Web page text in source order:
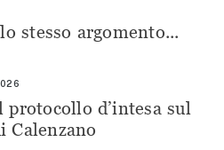
stesso argomento...
d’intesa sul
Calenzano